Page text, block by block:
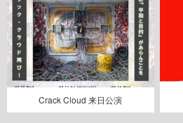
Crack Cloud 来日公演